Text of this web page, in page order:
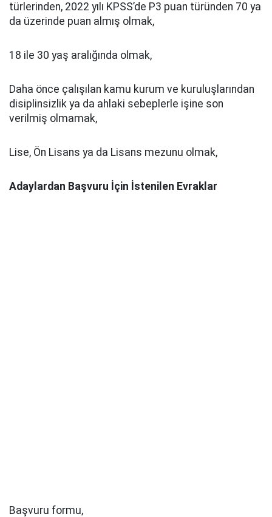
türlerinden, 2022 yılı KPSS’de P3 puan türünden 70 ya
da üzerinde puan almış olmak,
18 ile 30 yaş aralığında olmak,
Daha önce çalışılan kamu kurum ve kuruluşlarından
disiplinsizlik ya da ahlaki sebeplerle işine son
verilmiş olmamak,
Lise, Ön Lisans ya da Lisans mezunu olmak,
Adaylardan Başvuru İçin İstenilen Evraklar
Başvuru formu,